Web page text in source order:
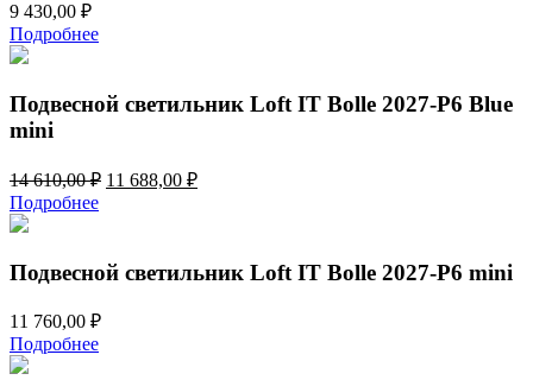
9 430,00 ₽
Подробнее
Подвесной светильник Loft IT Bolle 2027-P6 Blue
mini
14 610,00₽ Первоначальная
610,00 ₽.
11 688,00 ₽Текущая
Подробнее
Подвесной светильник Loft IT Bolle 2027-P6 mini
11 760,00 ₽
Подробнее